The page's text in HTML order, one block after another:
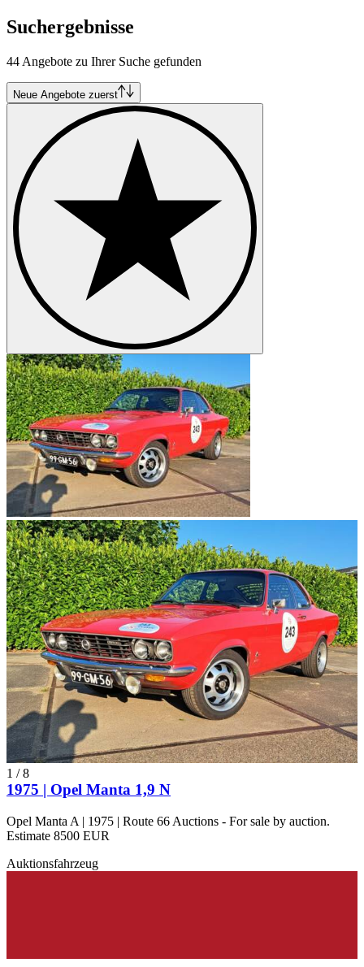
Suchergebnisse
44 Angebote zu Ihrer Suche gefunden
Neue Angebote zuerst
1 /8
1975 | Opel Manta 1,9 N
Opel Manta A | 1975 | Route 66 Auctions - For sale by auction.
Estimate 8500 EUR
Auktionsfahrzeug